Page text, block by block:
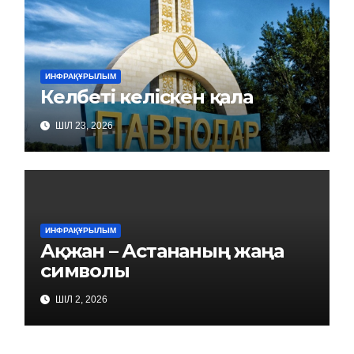
ИНФРАҚҰРЫЛЫМ
Келбеті келіскен қала
ШІЛ 23, 2026
ИНФРАҚҰРЫЛЫМ
Ақжан – Астананың жаңа
символы
ШІЛ 2, 2026